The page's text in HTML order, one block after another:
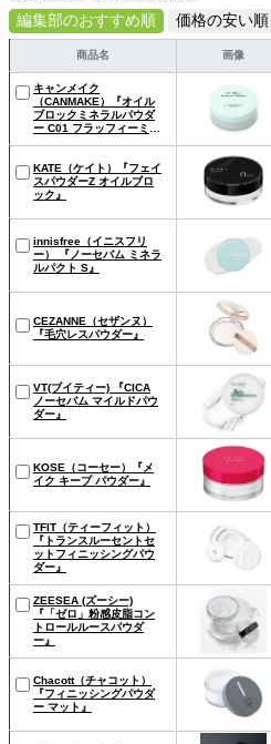
編集部のおすすめ順
価格の安い順
商品名 画像
キャンメイク
（CANMAKE）『オイル
ブロックミネラルパウダ
ー C01 フラッフィーミン
KATE（ケイト）『フェイ
スパウダーZ オイルブロ
ック』
innisfree（イニスフリ
ー） 『ノーセバム ミネラ
ルパクト S』
CEZANNE（セザンヌ）
『毛穴レスパウダー』
VT(ブイティー) 『CICA
ノーセバム マイルドパウ
ダー』
KOSE（コーセー）『メ
イク キープ パウダー』
TFIT（ティーフィット）
『トランスルーセントセ
ットフィニッシングパウ
ダー』
ZEESEA (ズーシー)
『「ゼロ」粉感皮脂コン
トロールルースパウダ
ー』
Chacott（チャコット）
『フィニッシングパウダ
ー マット』